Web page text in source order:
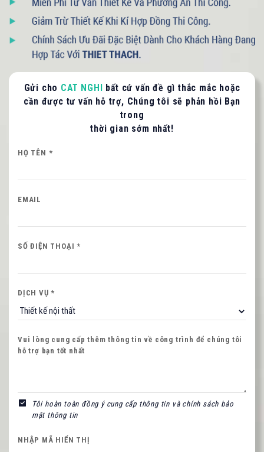
Gửi cho CAT NGHI bất cứ vấn đề gì thắc mắc hoặc
cần được tư vấn hỗ trợ, Chúng tôi sẽ phản hồi Bạn
trong
thời gian sớm nhất!
HỌ TÊN *
EMAIL
SỐ ĐIỆN THOẠI *
DỊCH VỤ *
Vui lòng cung cấp thêm thông tin về công trình để chúng tôi
hỗ trợ bạn tốt nhất
Tôi hoàn toàn đồng ý cung cấp thông tin và chính sách bảo
mật thông tin
NHẬP MÃ HIỂN THỊ
093 71379 13- 090 3075 005
LIÊN HỆ TƯ VẤN / BÁO GIÁ
Quý khách vui lòng cung cấp thông tin để CAT
NGHI liên hệ hỗ trợ nhanh nhất.
HỌ VÀ TÊN QUÝ KHÁCH